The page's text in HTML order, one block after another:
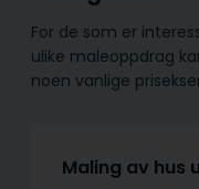
For de som er
ulike maleoppdrag
noen vanlige
Maling av hus